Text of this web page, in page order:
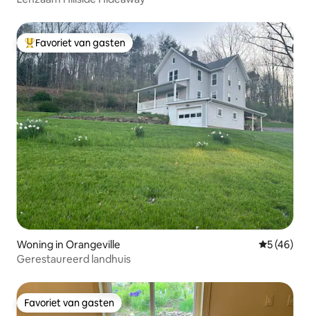
Topfavoriet van gasten
Favoriet van gasten
Woning in Orangeville
5 (46)
Gerestaureerd landhuis
Favoriet van gasten
Favoriet van gasten